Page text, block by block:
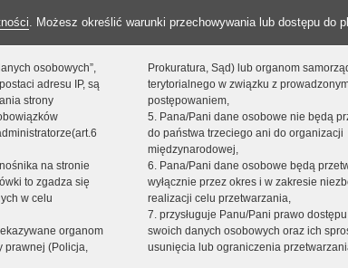
. Możesz określić warunki przechowywania lub dostępu do
osobowych”,
adresu IP, są
strony
na stronie
to zgadza się
w celu
organom
prawnej (Policja,
Prokuratura, Sąd) lub organom
terytorialnego w związku z
postępowaniem,
5. Pana/Pani dane osobowe nie będą
do państwa trzeciego ani do organizacji
międzynarodowej,
6. Pana/Pani dane osobowe będą
wyłącznie przez okres i w zakresie
realizacji celu przetwarzania,
7. przysługuje Panu/Pani prawo
swoich danych osobowych oraz ich
usunięcia lub ograniczenia